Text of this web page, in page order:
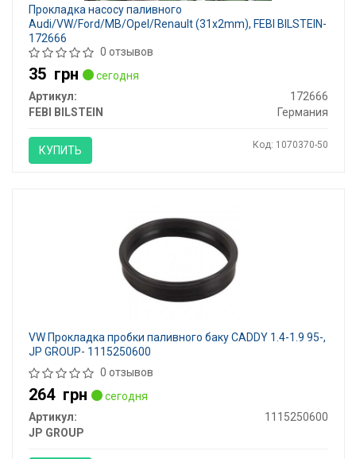
Прокладка насосу паливного
Audi/VW/Ford/MB/Opel/Renault (31x2mm), FEBI BILSTEIN-
172666
0 отзывов
35 грн
сегодня
Артикул:
172666
FEBI BILSTEIN
Германия
КУПИТЬ Код: 1070370-50
VW Прокладка пробки паливного баку CADDY 1.4-1.9 95-,
JP GROUP- 1115250600
0 отзывов
264 грн
сегодня
Артикул:
1115250600
JP GROUP